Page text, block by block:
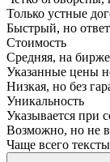
Только устные
Быстрый, но
Стоимость
Средняя, на
Указанные цены
Низкая, но без
Уникальность
Указывается при
Возможно, но не
Чаще всего